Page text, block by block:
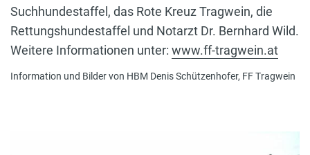
Suchhundestaffel, das Rote Kreuz Tragwein, die
Rettungshundestaffel und Notarzt Dr. Bernhard Wild.
Weitere Informationen unter: www.ff-tragwein.at
Information und Bilder von HBM Denis Schützenhofer, FF Tragwein